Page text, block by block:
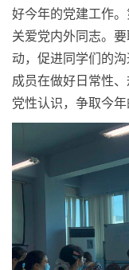
好今年的党建工作
关爱党内外同志。
动，促进同学们的
成员在做好日常性
党性认识，争取今